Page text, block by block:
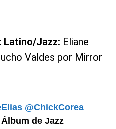
Latino/Jazz: Eliane
Valdes por Mirror
@ChickCorea
de Jazz